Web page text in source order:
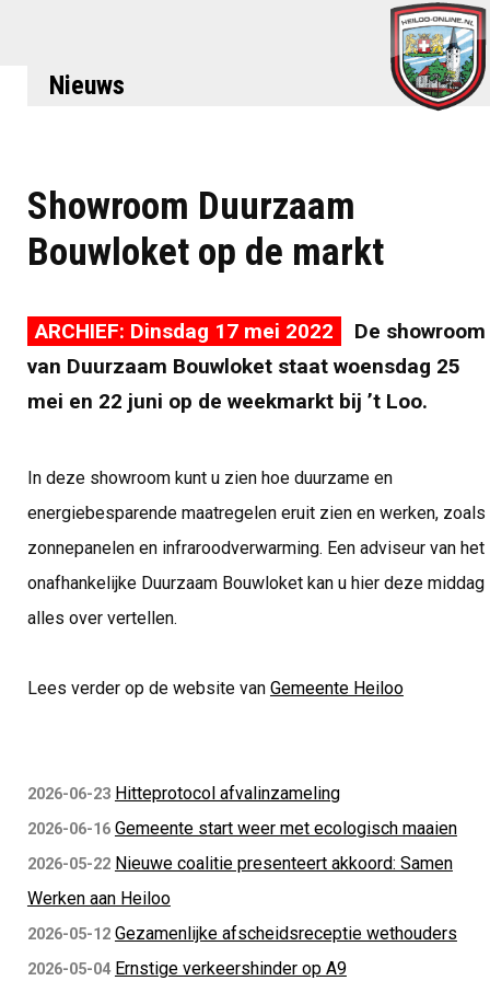
Nieuws
Showroom Duurzaam
Bouwloket op de markt
ARCHIEF: Dinsdag 17 mei 2022
De showroom
van Duurzaam Bouwloket staat woensdag 25
mei en 22 juni op de weekmarkt bij ’t Loo.
In deze showroom kunt u zien hoe duurzame en
energiebesparende maatregelen eruit zien en werken, zoals
zonnepanelen en infraroodverwarming. Een adviseur van het
onafhankelijke Duurzaam Bouwloket kan u hier deze middag
alles over vertellen.
Lees verder op de website van Gemeente Heiloo
2026-06-23 Hitteprotocol afvalinzameling
2026-06-16 Gemeente start weer met ecologisch maaien
2026-05-22 Nieuwe coalitie presenteert akkoord: Samen
Werken aan Heiloo
2026-05-12 Gezamenlijke afscheidsreceptie wethouders
2026-05-04 Ernstige verkeershinder op A9